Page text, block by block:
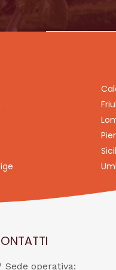
Sede operativa: